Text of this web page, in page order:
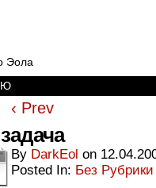
Эола
‹ Prev
By DarkEol on
Posted In: Без Рубрики